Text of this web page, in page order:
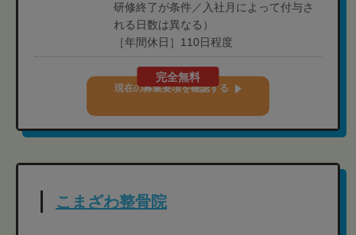
研修終了が条件／入社月によって付与さ
れる日数は異なる）
［年間休日］110日程度
完全無料
現在の募集要項を確認する
こまざわ整骨院